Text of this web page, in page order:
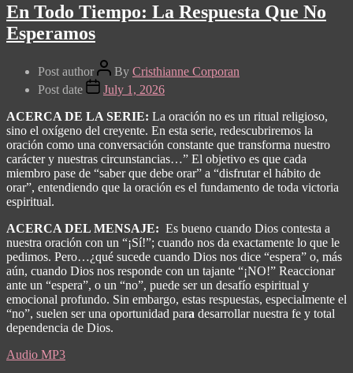
En Todo Tiempo: La Respuesta Que No
Esperamos
Post author By Cristhianne Corporan
Post date
July 1, 2026
ACERCA DE LA SERIE: La oración no es un ritual religioso,
sino el oxígeno del creyente. En esta serie, redescubriremos la
oración como una conversación constante que transforma nuestro
carácter y nuestras circunstancias…” El objetivo es que cada
miembro pase de “saber que debe orar” a “disfrutar el hábito de
orar”, entendiendo que la oración es el fundamento de toda victoria
espiritual.
ACERCA DEL MENSAJE: Es bueno cuando Dios contesta a
nuestra oración con un “¡Sí!”; cuando nos da exactamente lo que le
pedimos. Pero…¿qué sucede cuando Dios nos dice “espera” o, más
aún, cuando Dios nos responde con un tajante “¡NO!” Reaccionar
ante un “espera”, o un “no”, puede ser un desafío espiritual y
emocional profundo. Sin embargo, estas respuestas, especialmente el
“no”, suelen ser una oportunidad para desarrollar nuestra fe y total
dependencia de Dios.
Audio MP3